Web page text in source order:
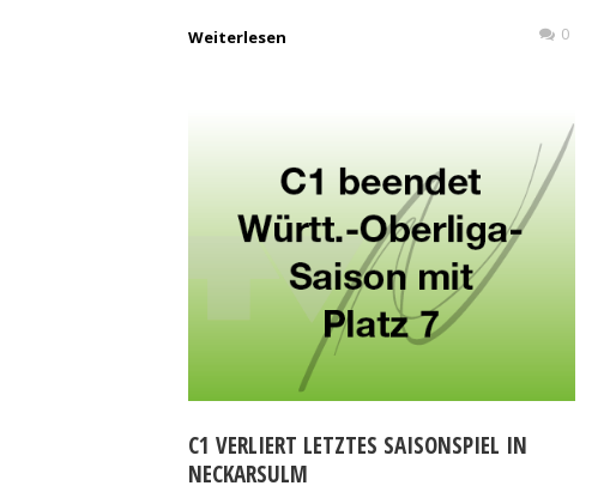
Weiterlesen 0
C1 VERLIERT LETZTES SAISONSPIEL IN
NECKARSULM